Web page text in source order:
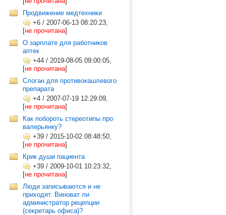
Продвижение медтехники
+6 / 2007-06-13 08:20:23,
[не прочитана]
О зарплате для работников
аптек
+44 / 2019-08-05 09:00:05,
[не прочитана]
Слоган для противокашлевого
препарата
+4 / 2007-07-19 12:29:09,
[не прочитана]
Как побороть стереотипы про
валерьянку?
+39 / 2015-10-02 08:48:50,
[не прочитана]
Крик души пациента
+39 / 2009-10-01 10:23:32,
[не прочитана]
Люди записываются и не
приходят. Виноват ли
администратор рецепции
(секретарь офиса)?